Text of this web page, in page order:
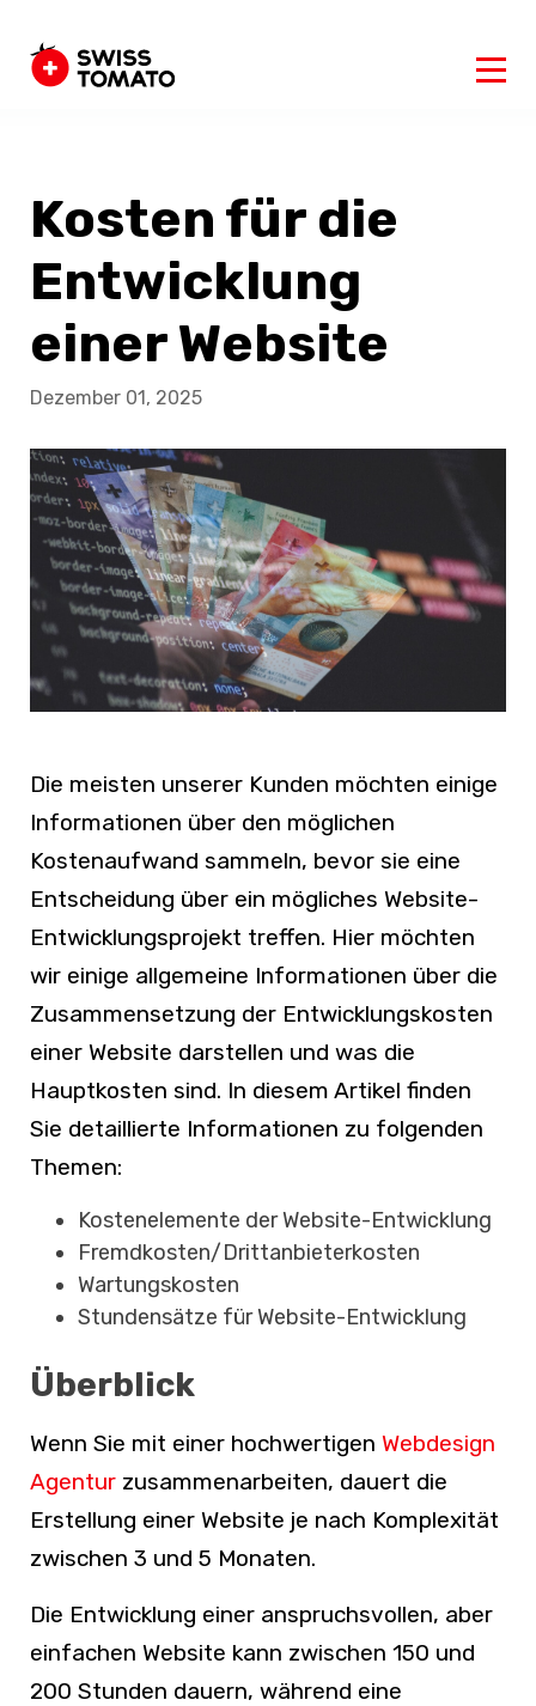
Kosten für die
Entwicklung
einer Website
Dezember 01, 2025
Die meisten unserer Kunden möchten einige
Informationen über den möglichen
Kostenaufwand sammeln, bevor sie eine
Entscheidung über ein mögliches Website-
Entwicklungsprojekt treffen. Hier möchten
wir einige allgemeine Informationen über die
Zusammensetzung der Entwicklungskosten
einer Website darstellen und was die
Hauptkosten sind. In diesem Artikel finden
Sie detaillierte Informationen zu folgenden
Themen:
Kostenelemente der Website-Entwicklung
Fremdkosten/Drittanbieterkosten
Wartungskosten
Stundensätze für Website-Entwicklung
Überblick
Wenn Sie mit einer hochwertigen Webdesign
Agentur zusammenarbeiten, dauert die
Erstellung einer Website je nach Komplexität
zwischen 3 und 5 Monaten.
Die Entwicklung einer anspruchsvollen, aber
einfachen Website kann zwischen 150 und
200 Stunden dauern, während eine